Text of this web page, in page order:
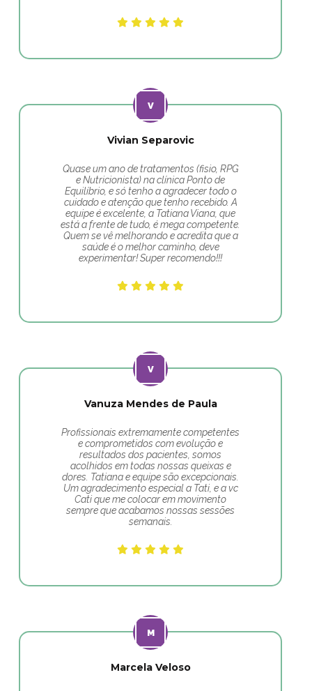
Vivian Separovic
Quase um ano de tratamentos (fisio, RPG
e Nutricionista) na clínica Ponto de
Equilíbrio, e só tenho a agradecer todo o
cuidado e atenção que tenho recebido. A
equipe é excelente, a Tatiana Viana, que
está a frente de tudo, é mega competente.
Quem se vê melhorando e acredita que a
saúde é o melhor caminho, deve
experimentar! Super recomendo!!!
Vanuza Mendes de Paula
Profissionais extremamente competentes
e comprometidos com evolução e
resultados dos pacientes, somos
acolhidos em todas nossas queixas e
dores. Tatiana e equipe são excepcionais.
Um agradecimento especial a Tati, e a vc
Cati que me colocar em movimento
sempre que acabamos nossas sessões
semanais.
Marcela Veloso